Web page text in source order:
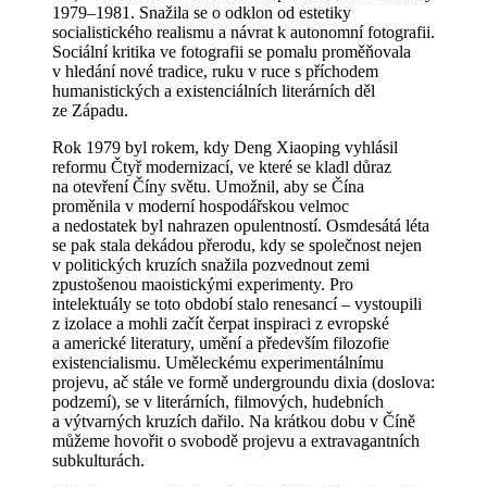
1979–1981. Snažila se o odklon od estetiky
socialistického realismu a návrat k autonomní fotografii.
Sociální kritika ve fotografii se pomalu proměňovala
v hledání nové tradice, ruku v ruce s příchodem
humanistických a existenciálních literárních děl
ze Západu.
Rok 1979 byl rokem, kdy Deng Xiaoping vyhlásil
reformu Čtyř modernizací, ve které se kladl důraz
na otevření Číny světu. Umožnil, aby se Čína
proměnila v moderní hospodářskou velmoc
a nedostatek byl nahrazen opulentností. Osmdesátá léta
se pak stala dekádou přerodu, kdy se společnost nejen
v politických kruzích snažila pozvednout zemi
zpustošenou maoistickými experimenty. Pro
intelektuály se toto období stalo renesancí – vystoupili
z izolace a mohli začít čerpat inspiraci z evropské
a americké literatury, umění a především filozofie
existencialismu. Uměleckému experimentálnímu
projevu, ač stále ve formě undergroundu dixia (doslova:
podzemí), se v literárních, filmových, hudebních
a výtvarných kruzích dařilo. Na krátkou dobu v Číně
můžeme hovořit o svobodě projevu a extravagantních
subkulturách.